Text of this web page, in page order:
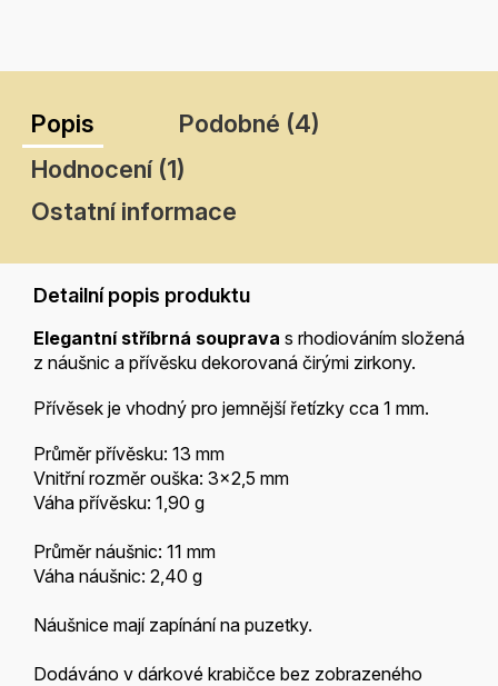
Popis
Podobné (4)
Hodnocení (1)
Ostatní informace
Detailní popis produktu
Elegantní stříbrná souprava s rhodiováním složená
z náušnic a přívěsku dekorovaná čirými zirkony.
Přívěsek je vhodný pro jemnější řetízky cca 1 mm.
Průměr přívěsku: 13 mm
Vnitřní rozměr ouška: 3x2,5 mm
Váha přívěsku: 1,90 g
Průměr náušnic: 11 mm
Váha náušnic: 2,40 g
Náušnice mají zapínání na puzetky.
Dodáváno v dárkové krabičce bez zobrazeného